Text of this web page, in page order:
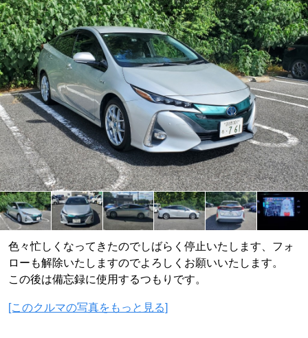
色々忙しくなってきたのでしばらく停止いたします、フォ
ローも解除いたしますのでよろしくお願いいたします。
この後は備忘録に使用するつもりです。
[このクルマの写真をもっと見る]